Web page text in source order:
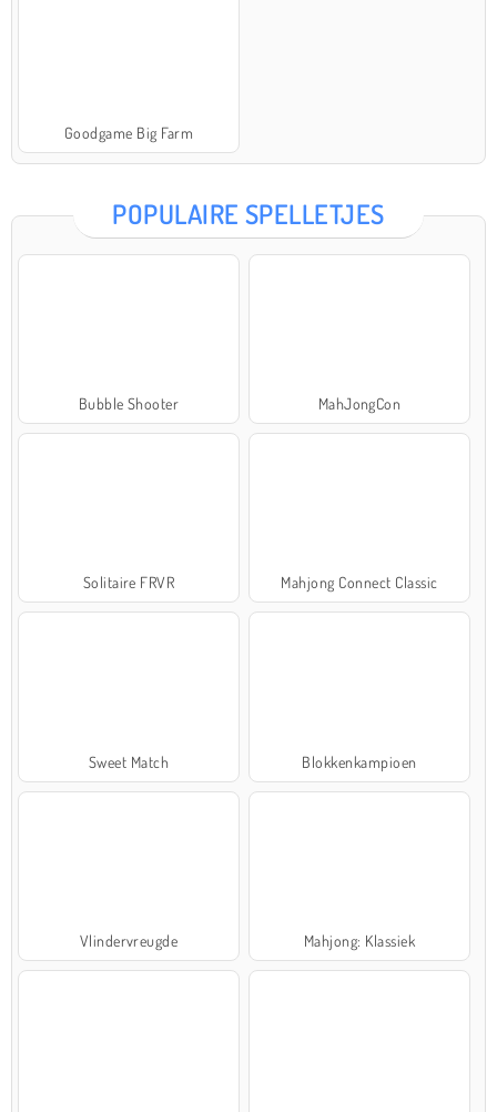
Goodgame Big Farm
POPULAIRE SPELLETJES
Bubble Shooter MahJongCon
Solitaire FRVR Mahjong Connect Classic
Sweet Match Blokkenkampioen
Vlindervreugde Mahjong: Klassiek